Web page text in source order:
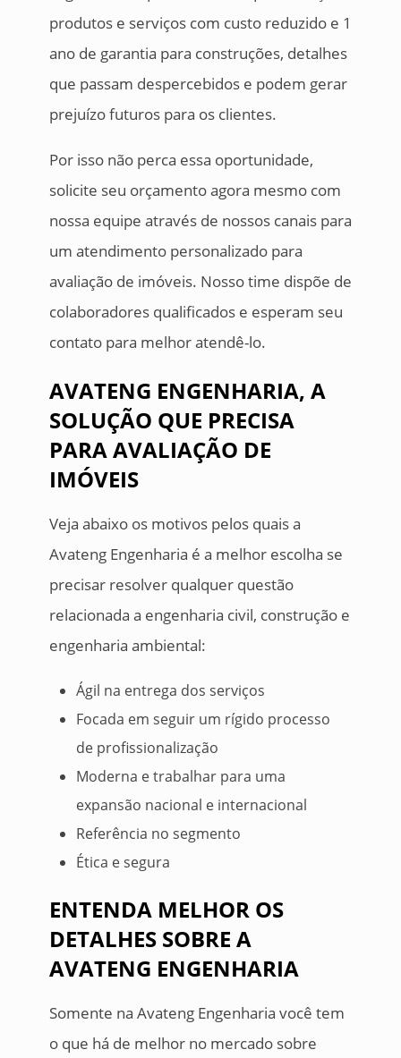
produtos e serviços com custo reduzido e 1
ano de garantia para construções, detalhes
que passam despercebidos e podem gerar
prejuízo futuros para os clientes.
Por isso não perca essa oportunidade,
solicite seu orçamento agora mesmo com
nossa equipe através de nossos canais para
um atendimento personalizado para
avaliação de imóveis. Nosso time dispõe de
colaboradores qualificados e esperam seu
contato para melhor atendê-lo.
AVATENG ENGENHARIA, A
SOLUÇÃO QUE PRECISA
PARA AVALIAÇÃO DE
IMÓVEIS
Veja abaixo os motivos pelos quais a
Avateng Engenharia é a melhor escolha se
precisar resolver qualquer questão
relacionada a engenharia civil, construção e
engenharia ambiental:
Ágil na entrega dos serviços
Focada em seguir um rígido processo
de profissionalização
Moderna e trabalhar para uma
expansão nacional e internacional
Referência no segmento
Ética e segura
ENTENDA MELHOR OS
DETALHES SOBRE A
AVATENG ENGENHARIA
Somente na Avateng Engenharia você tem
o que há de melhor no mercado sobre